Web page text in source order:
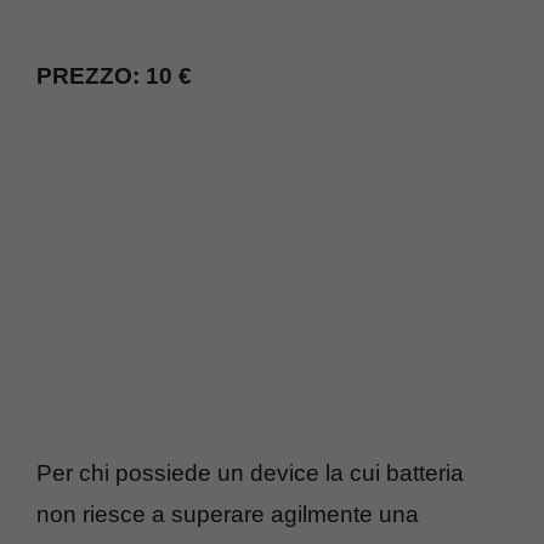
PREZZO: 10 €
Per chi possiede un device la cui batteria
non riesce a superare agilmente una